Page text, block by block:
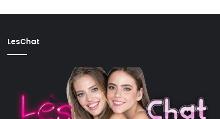
LesChat